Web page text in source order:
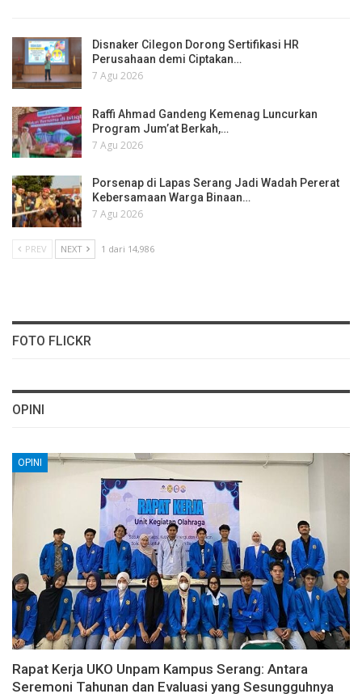
Disnaker Cilegon Dorong Sertifikasi HR
Perusahaan demi Ciptakan…
7 Agu 2026
Raffi Ahmad Gandeng Kemenag Luncurkan
Program Jum’at Berkah,…
7 Agu 2026
Porsenap di Lapas Serang Jadi Wadah Pererat
Kebersamaan Warga Binaan…
7 Agu 2026
PREV NEXT 1 dari 14,986
FOTO FLICKR
OPINI
OPINI
Rapat Kerja UKO Unpam Kampus Serang: Antara
Seremoni Tahunan dan Evaluasi yang Sesungguhnya